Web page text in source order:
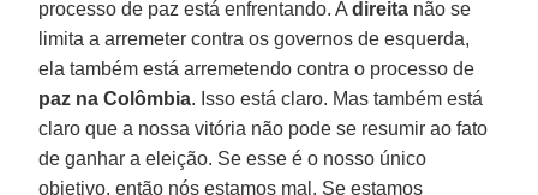
processo de paz está enfrentando. Adireita não se
limita a arremeter contra os governos de esquerda,
ela também está arremetendo contra o processo de
paz na Colômbia. Isso está claro. Mas também está
claro que a nossa vitória não pode se resumir ao fato
de ganhar a eleição. Se esse é o nosso único
objetivo, então nós estamos mal. Se estamos